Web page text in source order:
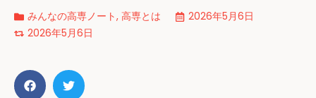
みんなの高専ノート, 高専とは
2026年5月6日
2026年5月6日